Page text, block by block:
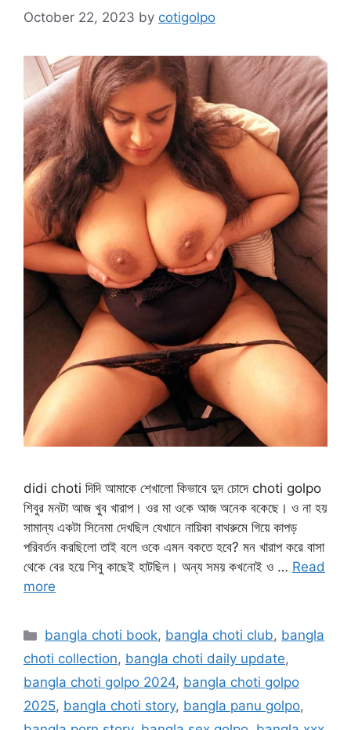
October 22, 2023 by cotigolpo
didi choti দিদি আমাকে শেখালো কিভাবে দুদ চোদে choti golpo
শিবুর মনটা আজ খুব খারাপ। ওর মা ওকে আজ অনেক বকেছে। ও না হয়
সামান্য একটা সিনেমা দেখছিল যেখানে নায়িকা বাথরুমে গিয়ে কাপড়
পরিবর্তন করছিলো তাই বলে ওকে এমন বকতে হবে? মন খারাপ করে বাসা
থেকে বের হয়ে শিবু কাছেই হাটছিল। অন্য সময় কখনোই ও … Read
more
Categories
bangla choti book, bangla choti club, bangla
choti collection, bangla choti daily update,
bangla choti golpo 2024, bangla choti golpo
2025, bangla choti story, bangla panu golpo,